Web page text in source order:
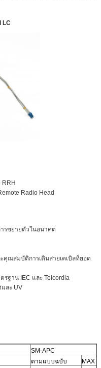
LC
Radio Head
ารขยายตัวในอนาคต
คุณสมบัติการเดินสายเคเบิลที่ยอด
ฐาน IEC และ Telcordia
ละ UV
SM-APC
ตามแบบฉบับ
MAX